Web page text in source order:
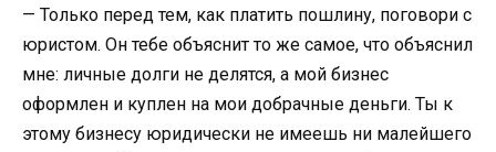
— Только перед тем, как платить пошлину, поговори с
юристом. Он тебе объяснит то же самое, что объяснил
мне: личные долги не делятся, а мой бизнес
оформлен и куплен на мои добрачные деньги. Ты к
этому бизнесу юридически не имеешь ни малейшего